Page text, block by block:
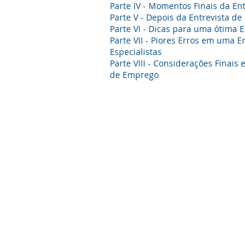
Parte IV - Momentos Finais da
Parte V - Depois da Entrevista de
Parte VI - Dicas para uma ótima
Parte VII - Piores Erros em uma
Especialistas
Parte VIII - Considerações Finais
de Emprego